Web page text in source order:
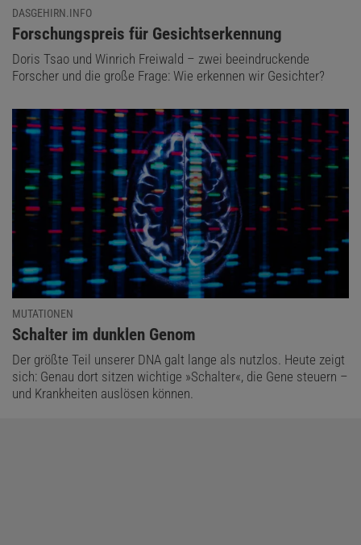
DASGEHIRN.INFO
:
Forschungspreis für Gesichtserkennung
Doris Tsao und Winrich Freiwald – zwei beeindruckende
Forscher und die große Frage: Wie erkennen wir Gesichter?
MUTATIONEN
:
Schalter im dunklen Genom
Der größte Teil unserer DNA galt lange als nutzlos. Heute zeigt
sich: Genau dort sitzen wichtige »Schalter«, die Gene steuern –
und Krankheiten auslösen können.